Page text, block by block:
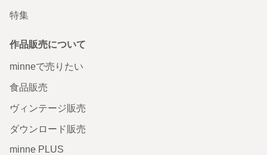
特集
作品販売について
minneで売りたい
食品販売
ヴィンテージ販売
ダウンロード販売
minne PLUS